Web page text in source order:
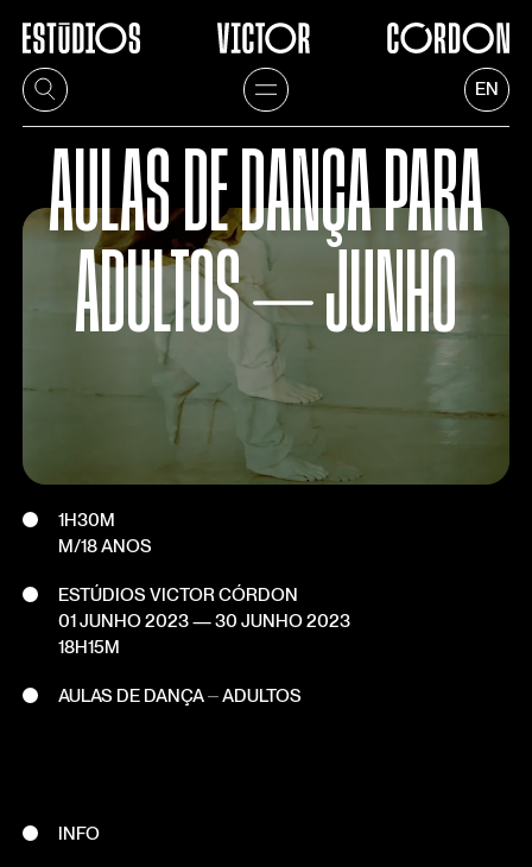
EN
AULAS DE DANÇA PARA
ADULTOS ⏤ JUNHO
1H30M
M/18 ANOS
ESTÚDIOS VICTOR CÓRDON
01 JUNHO 2023—30 JUNHO 2023
18H15M
AULAS DE DANÇA ⏤ ADULTOS
INFO